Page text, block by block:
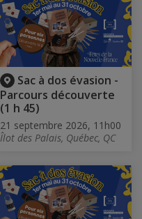
Sac à dos évasion -
Parcours découverte
(1 h 45)
21 septembre 2026, 11h00
Îlot des Palais, Québec, QC